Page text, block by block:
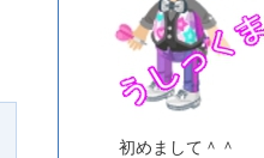
初めまして＾＾